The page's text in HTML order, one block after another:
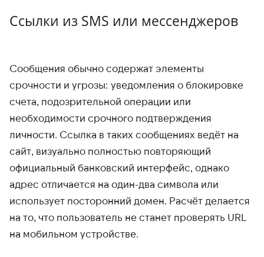
Ссылки из SMS или мессенджеров
Сообщения обычно содержат элементы
срочности и угрозы: уведомления о блокировке
счета, подозрительной операции или
необходимости срочного подтверждения
личности. Ссылка в таких сообщениях ведёт на
сайт, визуально полностью повторяющий
официальный банковский интерфейс, однако
адрес отличается на один-два символа или
использует посторонний домен. Расчёт делается
на то, что пользователь не станет проверять URL
на мобильном устройстве.